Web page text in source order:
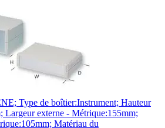
Type de boîtier:Instrument; Hauteur
Largeur externe - Métrique:155mm;
Matériau du